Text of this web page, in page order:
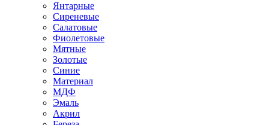
Янтарные
Сиреневые
Салатовые
Фиолетовые
Мятные
Золотые
Синие
Материал
МДФ
Эмаль
Акрил